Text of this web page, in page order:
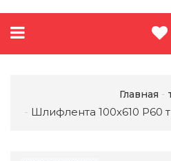
Главная
Шлифлента 100х610 P60